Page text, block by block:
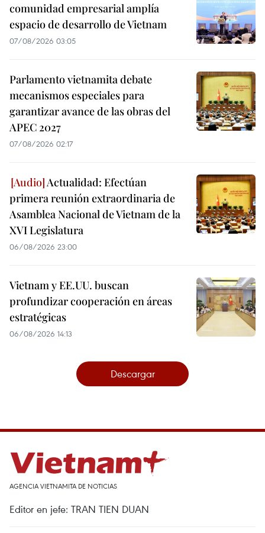
comunidad empresarial amplía
espacio de desarrollo de Vietnam
07/08/2026 03:05
Parlamento vietnamita debate
mecanismos especiales para
garantizar avance de las obras del
APEC 2027
07/08/2026 02:17
Actualidad: Efectúan
primera reunión extraordinaria de
Asamblea Nacional de Vietnam de la
XVI Legislatura
06/08/2026 23:00
Vietnam y EE.UU. buscan
profundizar cooperación en áreas
estratégicas
06/08/2026 14:13
Descargar
AGENCIA VIETNAMITA DE NOTICIAS
Editor en jefe: TRAN TIEN DUAN